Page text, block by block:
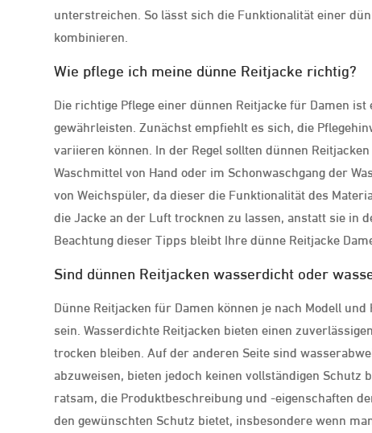
unterstreichen. So lässt sich die Funktionalität einer
kombinieren.
Wie pflege ich meine dünne Reitjacke richtig?
Die richtige Pflege einer dünnen Reitjacke für Damen
gewährleisten. Zunächst empfiehlt es sich, die
variieren können. In der Regel sollten dünnen
Waschmittel von Hand oder im Schonwaschgang der
von Weichspüler, da dieser die Funktionalität des
die Jacke an der Luft trocknen zu lassen, anstatt sie in
Beachtung dieser Tipps bleibt Ihre dünne Reitjacke
Sind dünnen Reitjacken wasserdicht oder
Dünne Reitjacken für Damen können je nach Modell
sein. Wasserdichte Reitjacken bieten einen
trocken bleiben. Auf der anderen Seite sind
abzuweisen, bieten jedoch keinen vollständigen
ratsam, die Produktbeschreibung und -eigenschaften
den gewünschten Schutz bietet, insbesondere wenn